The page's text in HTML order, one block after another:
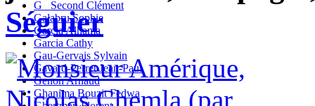
G_ Second Clément
Galabru Sophie
Garcia Alhama
Garcia Cathy
Gau-Gervais Sylvain
Gavard-Perret Jean-Paul
Genon Arnaud
Ghanima Bouzit Fedwa
Séguier